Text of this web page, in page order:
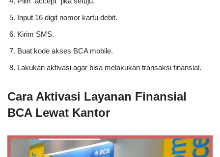
Input 16 digit nomor kartu debit.
Kirim SMS.
Buat kode akses BCA mobile.
Lakukan aktivasi agar bisa melakukan transaksi finansial.
Cara Aktivasi Layanan Finansial
BCA Lewat Kantor